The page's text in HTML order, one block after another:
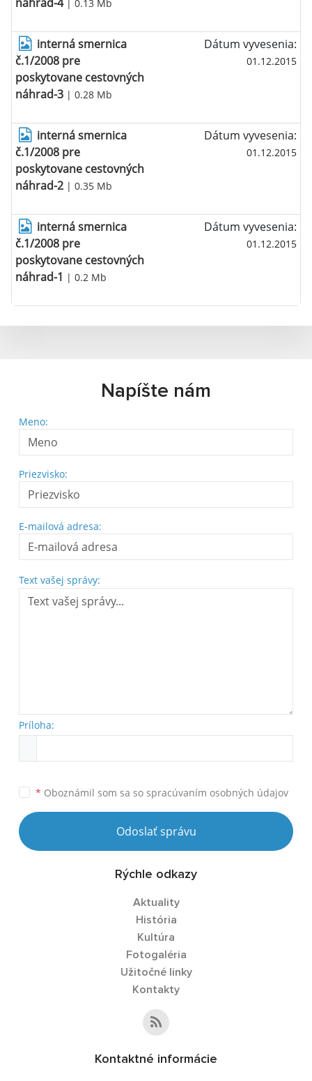
| 0.13 Mb
interná smernica
č.1/2008 pre
poskytovane cestovných
náhrad-3 | 0.28 Mb
Dátum vyvesenia:
01.12.2015
interná smernica
č.1/2008 pre
poskytovane cestovných
náhrad-2 | 0.35 Mb
Dátum vyvesenia:
01.12.2015
interná smernica
č.1/2008 pre
poskytovane cestovných
náhrad-1 | 0.2 Mb
Dátum vyvesenia:
01.12.2015
Napíšte nám
Meno:
Priezvisko:
E-mailová adresa:
Text vašej správy:
Príloha:
* Oboznámil som sa so spracúvaním osobných údajov
Odoslať správu
Rýchle odkazy
Aktuality
História
Kultúra
Fotogaléria
Užitočné linky
Kontakty
Kontaktné informácie